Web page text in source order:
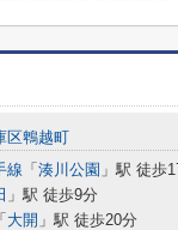
区鵯越町
線 「 湊川公園 」駅 徒歩
」駅 徒歩9分
「 大開 」駅 徒歩20分